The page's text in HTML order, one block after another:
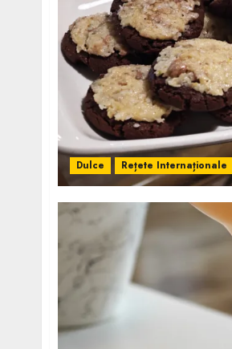
Dulce Rețete Internaționale